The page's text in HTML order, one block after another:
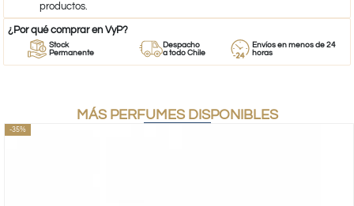
productos.
¿Por qué comprar en VyP?
Stock
Permanente
Despacho
a todo Chile
Envíos en menos de 24
horas
MÁS PERFUMES DISPONIBLES
-35%